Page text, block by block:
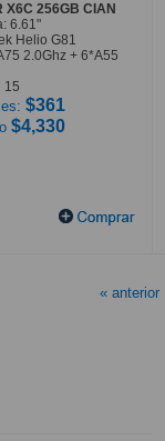
X6C 256GB CIAN
6.61"
Helio G81
2.0Ghz + 6*A55
15
$361
$4,330
« anterior